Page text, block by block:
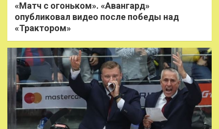
«Матч с огоньком». «Авангард»
опубликовал видео после победы над
«Трактором»